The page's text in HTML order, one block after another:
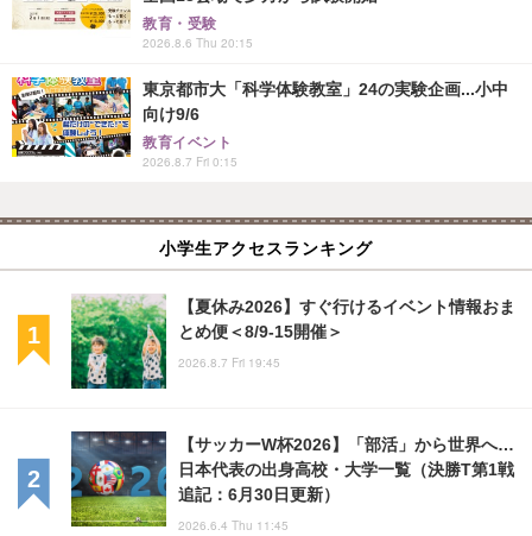
教育・受験
2026.8.6 Thu 20:15
東京都市大「科学体験教室」24の実験企画...小中
向け9/6
教育イベント
2026.8.7 Fri 0:15
小学生アクセスランキング
【夏休み2026】すぐ行けるイベント情報おま
とめ便＜8/9-15開催＞
2026.8.7 Fri 19:45
【サッカーW杯2026】「部活」から世界へ…
日本代表の出身高校・大学一覧（決勝T第1戦
追記：6月30日更新）
2026.6.4 Thu 11:45